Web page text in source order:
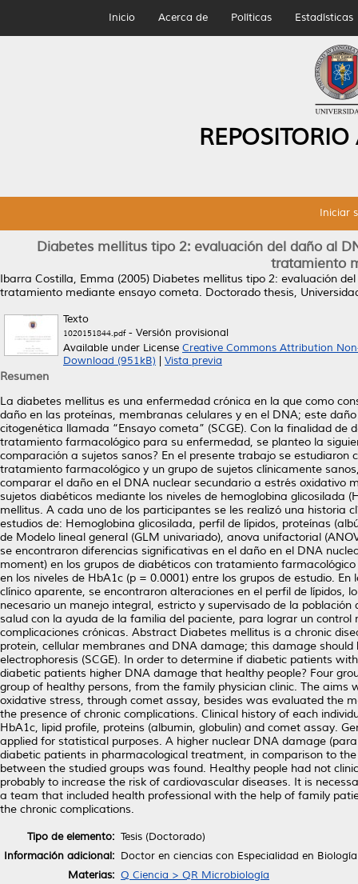
Inicio Acerca de Políticas Estadísticas
Iniciar
Diabetes mellitus tipo 2: evaluación del daño al
tratamiento
Ibarra Costilla, Emma (2005) Diabetes mellitus tipo 2: evaluación
tratamiento mediante ensayo cometa. Doctorado thesis,
Texto
1020151844.pdf- Versión provisional
Available under License Creative Commons Attribution
Download (951kB)
Vista previa
Resumen
La diabetes mellitus es una enfermedad crónica en la que como
daño en las proteínas, membranas celulares y en el DNA; este
citogenética llamada “Ensayo cometa” (SCGE). Con la finalidad
tratamiento farmacológico para su enfermedad, se planteo la
comparación a sujetos sanos? En el presente trabajo se
tratamiento farmacológico y un grupo de sujetos clínicamente
comparar el daño en el DNA nuclear secundario a estrés oxidativo
sujetos diabéticos mediante los niveles de hemoglobina glicosilada
mellitus. A cada uno de los participantes se les realizó una
estudios de: Hemoglobina glicosilada, perfil de lípidos, proteínas
de Modelo lineal general (GLM univariado), anova unifactorial
se encontraron diferencias significativas en el daño en el DNA
moment) en los grupos de diabéticos con tratamiento
en los niveles de HbA1c (p = 0.0001) entre los grupos de estudio.
clínico aparente, se encontraron alteraciones en el perfil de lípidos,
necesario un manejo integral, estricto y supervisado de la
salud con la ayuda de la familia del paciente, para lograr un
complicaciones crónicas. Abstract Diabetes mellitus is a chronic
protein, cellular membranes and DNA damage; this damage
electrophoresis (SCGE). In order to determine if diabetic patients
diabetic patients higher DNA damage that healthy people? Four
group of healthy persons, from the family physician clinic. The
oxidative stress, through comet assay, besides was evaluated the
the presence of chronic complications. Clinical history of each
HbA1c, lipid profile, proteins (albumin, globulin) and comet assay.
applied for statistical purposes. A higher nuclear DNA damage
diabetic patients in pharmacological treatment, in comparison to
between the studied groups was found. Healthy people had not
probably to increase the risk of cardiovascular diseases. It is
a team that included health professional with the help of family
the chronic complications.
Tipo de elemento: Tesis (Doctorado)
Información adicional: Doctor en ciencias con Especialidad en
Materias: Q Ciencia > QR Microbiología